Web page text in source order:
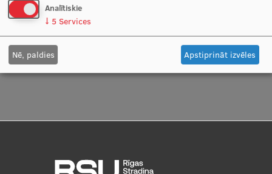
Vēsture un tradīcijas
Identitāte
RSU fonds
Projekti
Analītiskie
↓ 5 Services
Nē, paldies Apstiprināt izvēles